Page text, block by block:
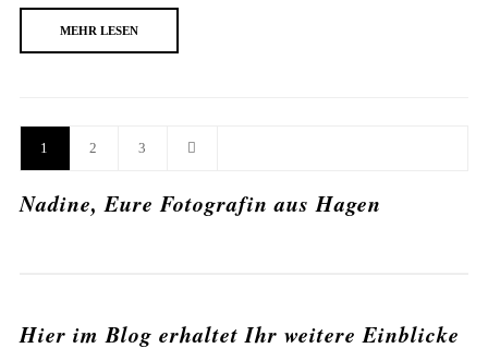
MEHR LESEN
1 2 3
Nadine, Eure Fotografin aus Hagen
Hier im Blog erhaltet Ihr weitere Einblicke